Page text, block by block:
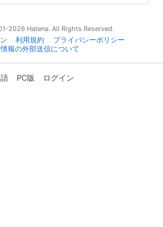
2026 Hatena. All Rights Reserved.
利用規約
プライバシーポリシー
報の外部送信について
PC版 ログイン